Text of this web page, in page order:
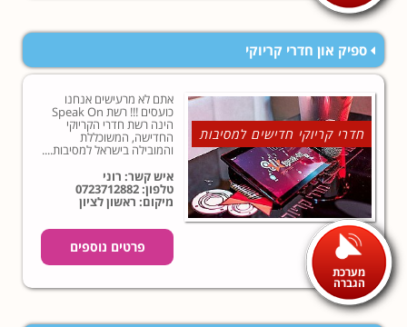
ספיק און חדרי קריוקי
חדרי קריוקי חדישים למסיבות
מערכת
הגברה
אתם לא מרעישים אנחנו
כועסים !!! רשת Speak On
הינה רשת חדרי הקריוקי
החדישה, המשוכללת
והמובילה בישראל למסיבות....
איש קשר: רוני
טלפון:0723712882
מיקום: ראשון לציון
פרטים נוספים